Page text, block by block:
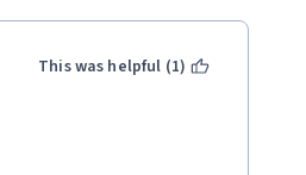
This was helpful (1)